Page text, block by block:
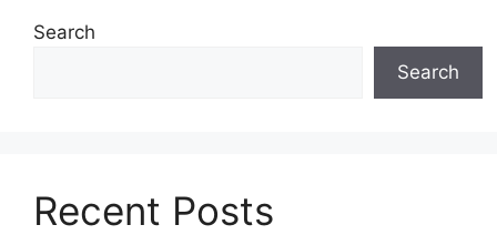
Search
Search
Recent Posts